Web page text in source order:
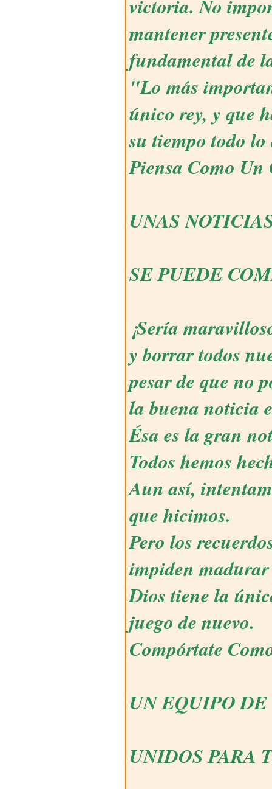
victoria. No
mantener
fundamental de
"Lo más
único rey, y que
su tiempo todo
Piensa Como Un
UNAS
SE PUEDE
¡Sería
y borrar todos
pesar de que no
la buena noticia
Ésa es la gran
Todos hemos
Aun así,
que hicimos.
Pero los
impiden
Dios tiene la
juego de nuevo.
Compórtate
UN EQUIPO
UNIDOS PARA